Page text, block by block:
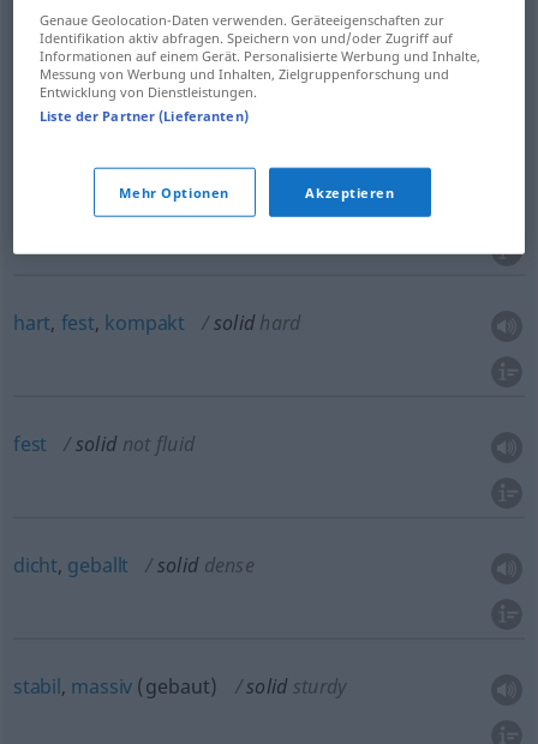
massiv, (voll)ausgefüllt solidnot hollow
,stabil, nichtdurchbrochen
solid
hart, fest, kompakt solid hard
fest solid not fluid
dicht, geballt solid dense
stabil, massiv (gebaut) solid sturdy
Genaue Geolocation-Daten verwenden. Geräteeigenschaften zur
Identifikation aktiv abfragen. Speichern von und/oder Zugriff auf
Informationen auf einem Gerät. Personalisierte Werbung und Inhalte,
Messung von Werbung und Inhalten, Zielgruppenforschung und
Entwicklung von Dienstleistungen.
Liste der Partner (Lieferanten)
Mehr Optionen Akzeptieren